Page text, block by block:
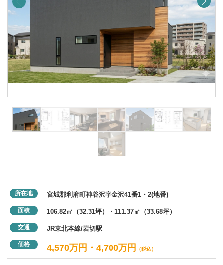
所在地 宮城郡利府町神谷沢字金沢41番1・2(地番)
面積 106.82㎡（32.31坪）・111.37㎡（33.68坪）
交通 JR東北本線/岩切駅
価格 4,570万円・4,700万円 （税込）